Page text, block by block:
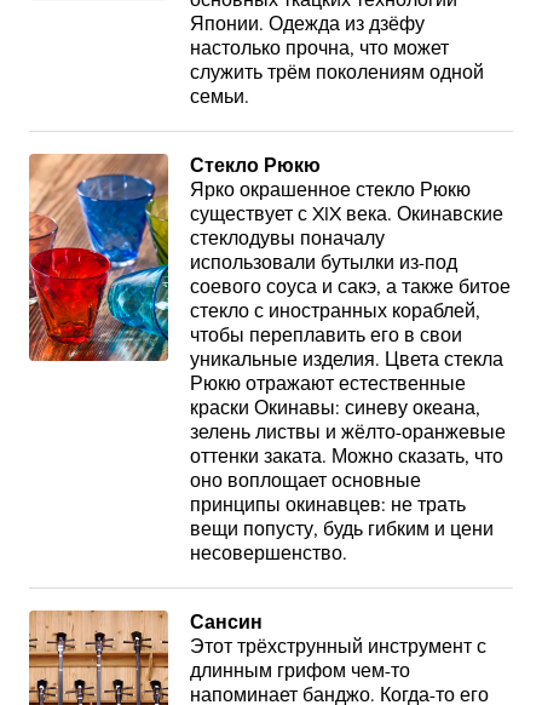
Японии. Одежда из дзёфу
настолько прочна, что может
служить трём поколениям одной
семьи.
Стекло Рюкю
Ярко окрашенное стекло Рюкю
существует с XIX века. Окинавские
стеклодувы поначалу
использовали бутылки из-под
соевого соуса и сакэ, а также битое
стекло с иностранных кораблей,
чтобы переплавить его в свои
уникальные изделия. Цвета стекла
Рюкю отражают естественные
краски Окинавы: синеву океана,
зелень листвы и жёлто-оранжевые
оттенки заката. Можно сказать, что
оно воплощает основные
принципы окинавцев: не трать
вещи попусту, будь гибким и цени
несовершенство.
Сансин
Этот трёхструнный инструмент с
длинным грифом чем-то
напоминает банджо. Когда-то его